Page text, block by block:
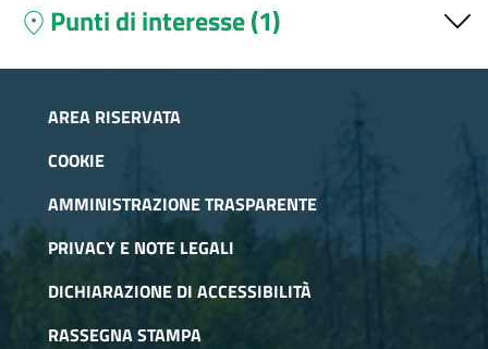
location_onPunti di interesse (1)
Rifugio Fontana Mura
Rocciavrè, ai piedi del Colle della Roussa, valico che collega
la Val Sangone con la Val Chisone.
AREA RISERVATA
COOKIE
AMMINISTRAZIONE TRASPARENTE
PRIVACY E NOTE LEGALI
DICHIARAZIONE DI ACCESSIBILITÀ
RASSEGNA STAMPA